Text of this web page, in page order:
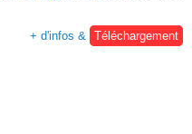
+ d'infos & Téléchargement